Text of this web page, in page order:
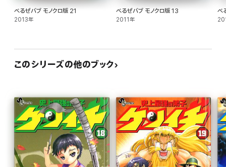
べるぜバブ モノクロ版 21
2013年
べるぜバブ モノクロ版 13
2011年
べ
このシリーズの他のブック